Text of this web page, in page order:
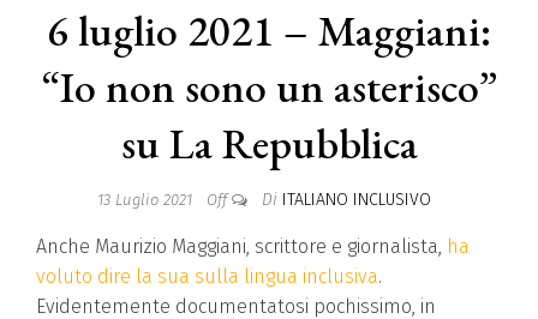
6 luglio 2021 – Maggiani:
“Io non sono un asterisco”
su La Repubblica
13 Luglio 2021 Off Di ITALIANO INCLUSIVO
Anche Maurizio Maggiani, scrittore e giornalista, ha
voluto dire la sua sulla lingua inclusiva.
Evidentemente documentatosi pochissimo, in